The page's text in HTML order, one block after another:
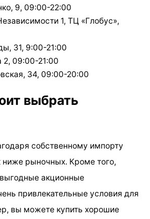
9, 09:00-22:00
1, ТЦ «Глобус»,
31, 9:00-21:00
09:00-21:00
34, 09:00-20:00
выбрать
собственному импорту
ниже рыночных. Кроме того,
акционные
привлекательные условия для
вы можете купить хорошие